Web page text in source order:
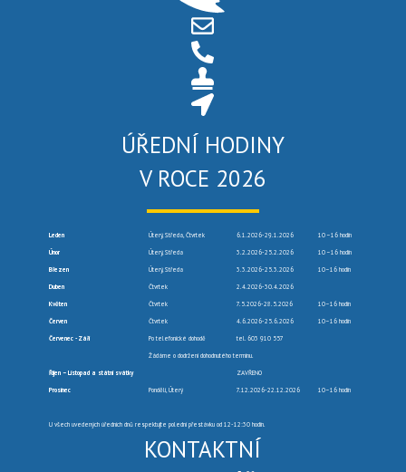
ÚŘEDNÍ HODINY
V ROCE 2026
Leden Úterý, Středa, Čtvrtek 6.1.2026-29.1.2026 10 –16 hodin
Únor Úterý, Středa 3.2.2026-25.2.2026 10 –16 hodin
Březen Úterý, Středa 3.3.2026-25.3.2026 10–16 hodin
Duben Čtvrtek 2.4.2026-30.4.2026
Květen Čtvrtek 7.5.2026-28.5.2026 10–16 hodin
Červen Čtvrtek 4.6.2026-25.6.2026 10–16 hodin
Červenec -Září Po telefonické dohodě tel. 603 910 557
Žádáme o dodržení dohodnutého termínu.
Říjen – Listopad a státní svátky ZAVŘENO
Prosinec Pondělí, Úterý 7.12.2026-22.12.2026 10–16 hodin
U všech uvedených úředních dnů respektujte polední přestávku od 12-12:30 hodin.
KONTAKTNÍ